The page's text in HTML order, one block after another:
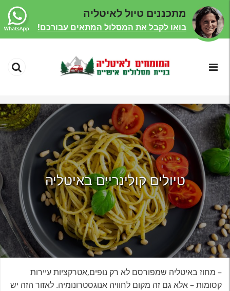
טיולים קולינריים באיטליה
– מחוז באיטליה שמפורסם לא רק נופים,אטרקציות עיירות
קסומות – אלא גם זה מקום לחוויה אנוגסטרונומיה. לאזור הזה יש
מתכננים טיול לאיטליה
בואו לקבל את המסלול המתאים עבורכם!